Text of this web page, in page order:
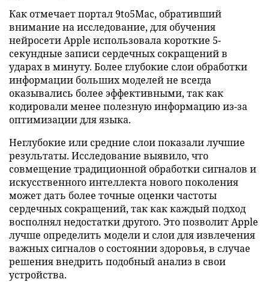
Как отмечает портал 9to5Mac, обративший
внимание на исследование, для обучения
нейросети Apple использовала короткие 5-
секундные записи сердечных сокращений в
ударах в минуту. Более глубокие слои обработки
информации больших моделей не всегда
оказывались более эффективными, так как
кодировали менее полезную информацию из-за
оптимизации для языка.
Неглубокие или средние слои показали лучшие
результаты. Исследование выявило, что
совмещение традиционной обработки сигналов и
искусственного интеллекта нового поколения
может дать более точные оценки частоты
сердечных сокращений, так как каждый подход
восполнял недостатки другого. Это позволит Apple
лучше определить модели и слои для извлечения
важных сигналов о состоянии здоровья, в случае
решения внедрить подобный анализ в свои
устройства.